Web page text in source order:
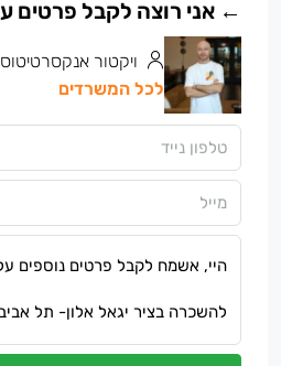
ויקטור אנקסרטיטוס
לכל המשרדים